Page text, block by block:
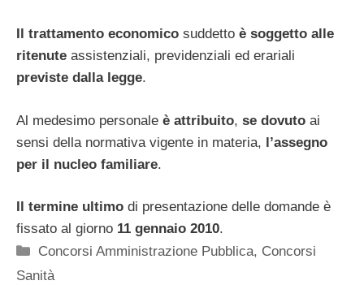
Il trattamento economico suddetto è soggetto alle
ritenute assistenziali, previdenziali ed erariali
previste dalla legge.
Al medesimo personale è attribuito, se dovuto ai
sensi della normativa vigente in materia, l’assegno
per il nucleo familiare.
Il termine ultimo di presentazione delle domande è
fissato al giorno 11 gennaio 2010.
Categorie
Concorsi Amministrazione Pubblica, Concorsi
Sanità